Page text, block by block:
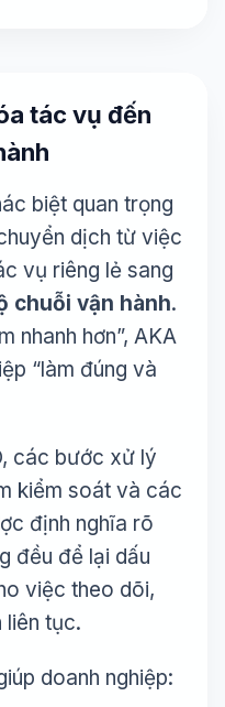
tác vụ đến
biệt quan trọng
dịch từ việc
vụ riêng lẻ sang
chuỗi vận hành.
nhanh hơn”, AKA
“làm đúng và
các bước xử lý
kiểm soát và các
định nghĩa rõ
đều để lại dấu
việc theo dõi,
liên tục.
doanh nghiệp: